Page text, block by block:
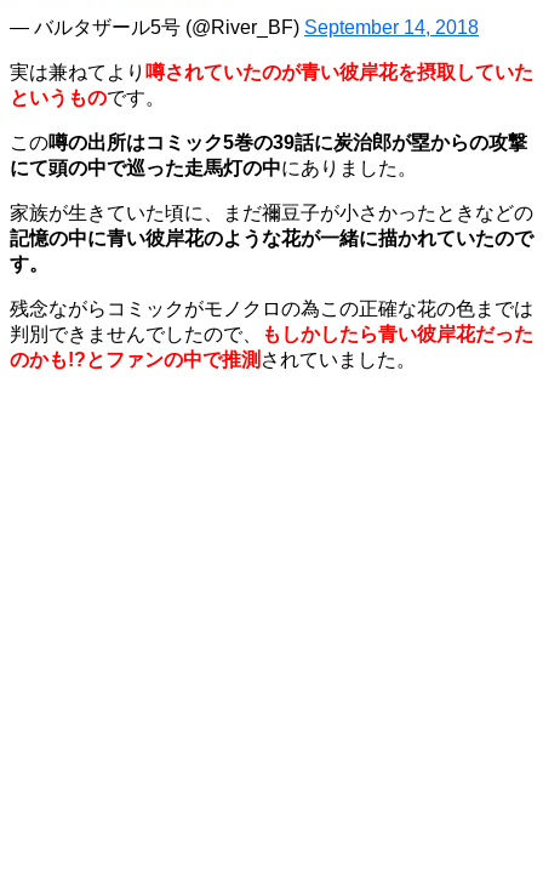
— バルタザール5号 (@River_BF) September 14, 2018
実は兼ねてより 噂されていたのが青い彼岸花を摂取していた
というものです。
この噂の出所はコミック5巻の39話に炭治郎が塁からの攻撃
にて頭の中で巡った走馬灯の中にありました。
家族が生きていた頃に、まだ禰豆子が小さかったときなどの
記憶の中に青い彼岸花のような花が一緒に描かれていたので
す。
残念ながらコミックがモノクロの為この正確な花の色までは
判別できませんでしたので、
もしかしたら青い彼岸花だった
のかも!?とファンの中で推測 されていました。